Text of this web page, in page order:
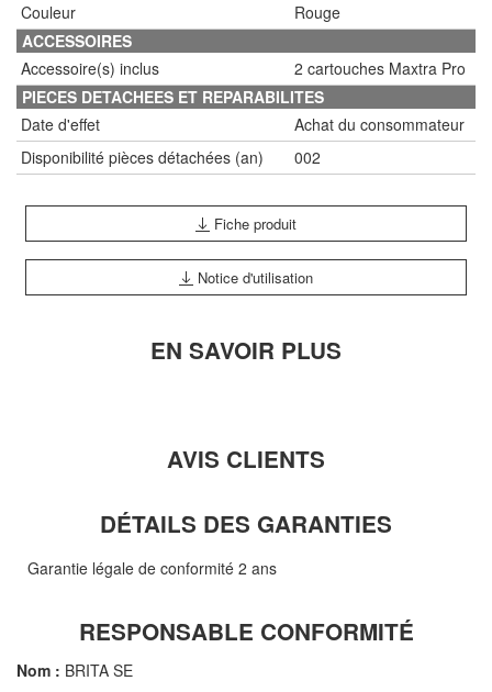
Couleur
Rouge
ACCESSOIRES
Accessoire(s) inclus
2 cartouches Maxtra Pro
PIECES DETACHEES ET REPARABILITES
Date d'effet
Achat du consommateur
Disponibilité pièces détachées (an)
002
Fiche produit
Notice d'utilisation
EN SAVOIR PLUS
AVIS CLIENTS
DÉTAILS DES GARANTIES
Garantie légale de conformité 2 ans
RESPONSABLE CONFORMITÉ
Nom : BRITA SE